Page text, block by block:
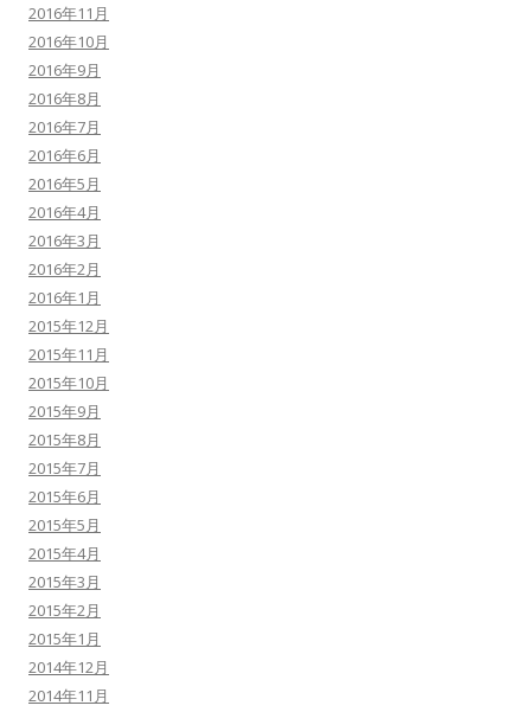
2016年11月
2016年10月
2016年9月
2016年8月
2016年7月
2016年6月
2016年5月
2016年4月
2016年3月
2016年2月
2016年1月
2015年12月
2015年11月
2015年10月
2015年9月
2015年8月
2015年7月
2015年6月
2015年5月
2015年4月
2015年3月
2015年2月
2015年1月
2014年12月
2014年11月